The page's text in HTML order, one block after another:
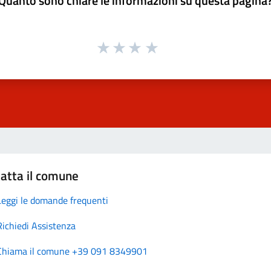
il comune
le domande frequenti
Assistenza
il comune +39 091 8349901